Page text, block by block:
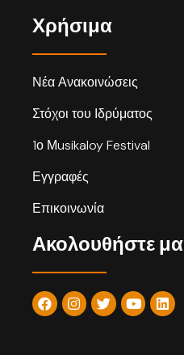
Χρήσιμα
Νέα Ανακοινώσεις
Στόχοι του Ιδρύματος
1ο Μusikaloy Festival
Εγγραφές
Επικοινωνία
Ακολουθήστε